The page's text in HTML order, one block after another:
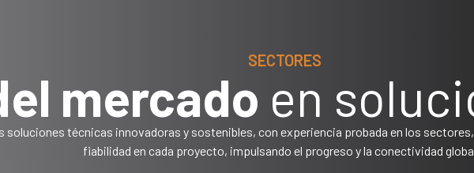
SECTORES
mercado en
soluciones técnicas innovadoras y sostenibles, con experiencia probada en los
fiabilidad en cada proyecto, impulsando el progreso y la conectividad